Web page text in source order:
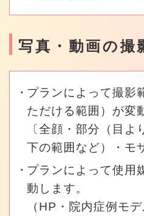
写真・動画の撮
プランによって撮影
ただける範囲）が変
〔全顔・部分（目よ
下の範囲など）・モ
プランによって使用
動します。
（HP・院内症例モ